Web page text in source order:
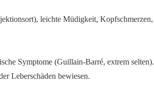
leichte Müdigkeit, Kopfschmerzen,
Symptome (Guillain-Barré, extrem selten).
Leberschäden bewiesen.